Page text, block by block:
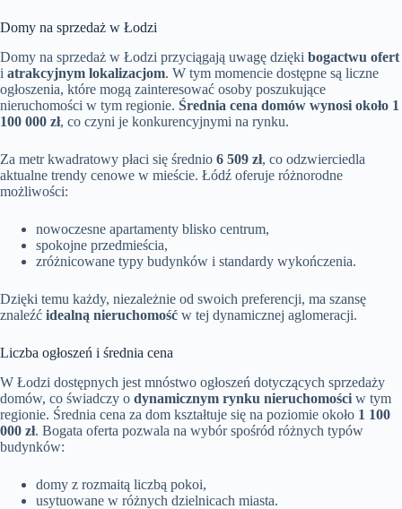
Domy na sprzedaż w Łodzi
Domy na sprzedaż w Łodzi przyciągają uwagę dzięki bogactwu ofert
i atrakcyjnym lokalizacjom. W tym momencie dostępne są liczne
ogłoszenia, które mogą zainteresować osoby poszukujące
nieruchomości w tym regionie. Średnia cena domów wynosi około 1
100 000 zł, co czyni je konkurencyjnymi na rynku.
Za metr kwadratowy płaci się średnio 6 509 zł, co odzwierciedla
aktualne trendy cenowe w mieście. Łódź oferuje różnorodne
możliwości:
nowoczesne apartamenty blisko centrum,
spokojne przedmieścia,
zróżnicowane typy budynków i standardy wykończenia.
Dzięki temu każdy, niezależnie od swoich preferencji, ma szansę
znaleźć idealną nieruchomość w tej dynamicznej aglomeracji.
Liczba ogłoszeń i średnia cena
W Łodzi dostępnych jest mnóstwo ogłoszeń dotyczących sprzedaży
domów, co świadczy o dynamicznym rynku nieruchomości w tym
regionie. Średnia cena za dom kształtuje się na poziomie około 1 100
000 zł. Bogata oferta pozwala na wybór spośród różnych typów
budynków:
domy z rozmaitą liczbą pokoi,
usytuowane w różnych dzielnicach miasta.